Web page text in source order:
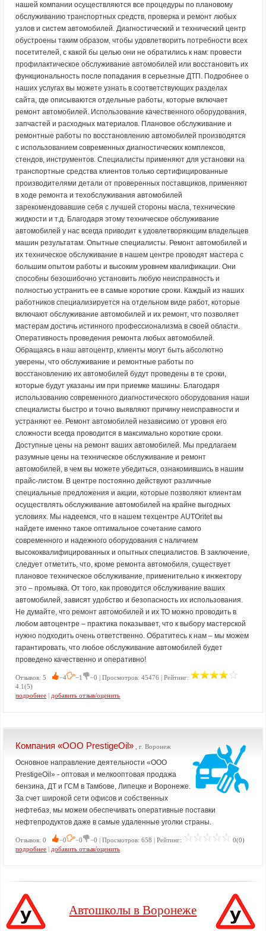
нашей компании осуществляются все процедуры по плановому
обслуживанию транспортных средств, проверка и ремонт любых
узлов и систем автомобилей. Диагностический и технический центр
обустроены таким образом, чтобы удовлетворить потребности всех
посетителей, с какой бы целью они не обратились к нам: провести
профилактическое обслуживание автомобилей или восстановить их
функциональность после попадания в серьезные ДТП. Подробнее о
наших услугах вы можете узнать в соответствующих разделах
сайта, где описываются отдельные работы, которые включает
ремонт автомобилей. Использование качественного оборудования,
запчастей и расходных материалов. Плановое обслуживание и
ремонтные работы по восстановлению автомобилей производятся
с использованием современных диагностических комплексов,
стендов, инструментов. Специалисты применяют для установки на
транспортные средства клиентов только сертифицированные
производителями детали от проверенных поставщиков, применяют
в ходе ремонта и техобслуживания автомобилей
зарекомендовавшие себя с лучшей стороны масла, технические
жидкости и т.д. Благодаря этому техническое обслуживание
автомобилей у нас всегда приводит к удовлетворяющим владельцев
машин результатам. Опытные специалисты. Ремонт автомобилей и
их техническое обслуживание в нашем центре проводят мастера с
большим опытом работы и высоким уровнем квалификации. Они
способны безошибочно установить любую неисправность и
полностью устранить ее в самые короткие сроки. Каждый из наших
работников специализируется на отдельном виде работ, которые
включают обслуживание автомобилей и их ремонт, что позволяет
мастерам достичь истинного профессионализма в своей области.
Оперативность проведения ремонта любых автомобилей.
Обращаясь в наш автоцентр, клиенты могут быть абсолютно
уверены, что обслуживание и ремонтные работы по
восстановлению их автомобилей будут проведены в те сроки,
которые будут указаны им при приемке машины. Благодаря
использованию современного диагностического оборудования наши
специалисты быстро и точно выявляют причину неисправности и
устраняют ее. Ремонт автомобилей независимо от уровня его
сложности всегда проводится в максимально короткие сроки.
Доступные цены на ремонт ваших автомобилей. Мы предлагаем
разумные цены на техническое обслуживание и ремонт
автомобилей, в чем вы можете убедиться, ознакомившись в нашим
прайс-листом. В центре постоянно действуют различные
специальные предложения и акции, которые позволяют клиентам
осуществлять обслуживание автомобилей на крайне выгодных
условиях. Мы надеемся, что в нашем техцентре AUTOritet вы
найдете именно такое оптимальное сочетание самого
современного и надежного оборудования с наличием
высококвалифицированных и опытных специалистов. В заключение,
следует отметить, что, кроме ремонта автомобиля, существует
плановое техническое обслуживание, применительно к инжектору
это – промывка. От того, как проводится обслуживание ваших
автомобилей, зависят удобство и безопасность их использования.
Не думайте, что ремонт автомобилей и их ТО можно проводить в
любом автоцентре – практика показывает, что к выбору мастерской
нужно подходить очень ответственно. Обратитесь к нам – мы можем
гарантировать, что любое обслуживание автомобилей будет
проведено качественно и оперативно!
Отзывов: 5 −4 −1
−0 | Просмотров: 45476 | Рейтинг:
4.1(5)
подробнее | добавить отзыв/оценить
Компания «ООО PrestigeOil» , г. Воронеж
Основное направление деятельности «ООО
PrestigeOil» - оптовая и мелкооптовая продажа
бензина, ДТ и ГСМ в Тамбове, Липецке и Воронеже.
За счет широкой сети офисов и собственных
нефтебаз, мы можем обеспечивать оперативные поставки
нефтепродуктов даже в самые удаленные уголки страны.
Отзывов: 0 −0 −0 −0 | Просмотров: 658 | Рейтинг:
0(0)
подробнее | добавить отзыв/оценить
Автошколы в Воронеже